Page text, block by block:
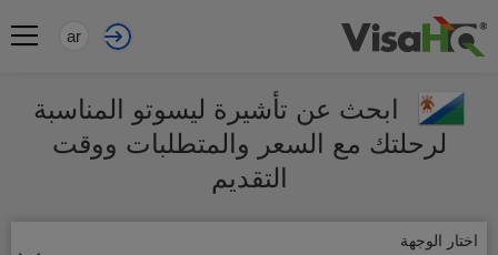
ar
ابحث عن تأشيرة ليسوتو المناسبة
لرحلتك مع السعر والمتطلبات ووقت
التقديم
اختار الوجهة